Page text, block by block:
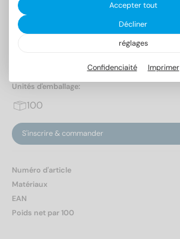
DIN 7 1.4305 8m6X30
Goupilles cylindriques forme A, tolérance m6
Unités d'emballage:
100
S'inscrire & commander
Numéro d'article
Matériaux
EAN
Poids net par 100
Accepter tout
Décliner
réglages
Confidenciaité Imprimer